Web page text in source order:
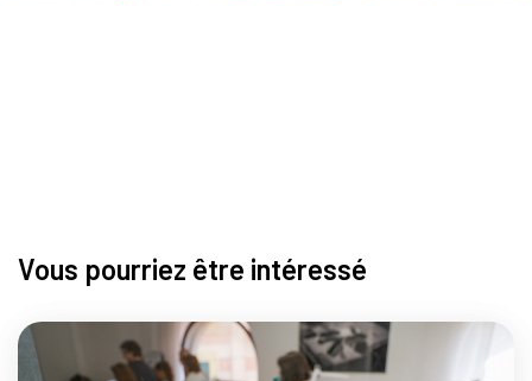
Vous pourriez être intéressé